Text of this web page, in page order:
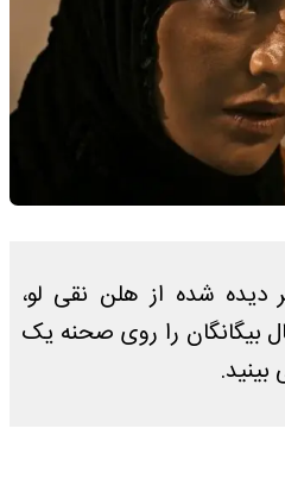
دیده شده از هلن نقی لو،
بیگانگان را روی صحنه یک